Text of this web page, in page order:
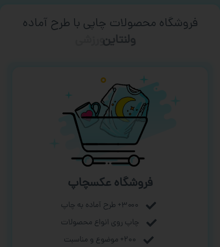
فروشگاه محصولات چاپی با طرح آماده
ورزشی
فروشگاه عکسچاپ
۳۰۰۰+ طرح آماده به چاپ
چاپ روی انواع محصولات
۲۰۰+ موضوع و مناسبت